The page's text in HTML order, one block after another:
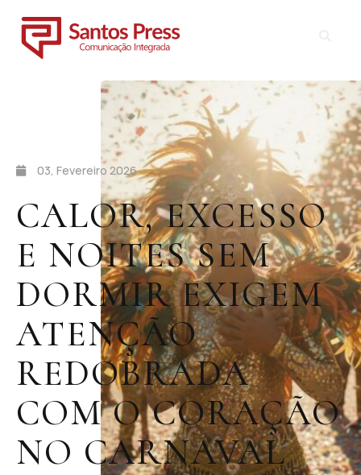
03, Fevereiro 2026
CALOR, EXCESSO
E NOITES SEM
DORMIR EXIGEM
ATENÇÃO
REDOBRADA
COM O CORAÇÃO
NO CARNAVAL